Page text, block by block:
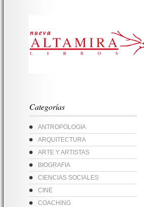
Categorías
ANTROPOLOGIA
ARQUITECTURA
ARTE Y ARTISTAS
BIOGRAFIA
CIENCIAS SOCIALES
CINE
COACHING